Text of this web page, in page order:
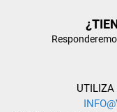
UTILIZA